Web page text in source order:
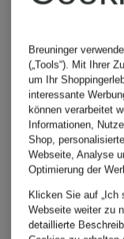
Breuninger
(„Tools“). Mit Ihrer
um Ihr
interessante
können verarbeitet
Informationen,
Shop,
Webseite, Analyse
Optimierung der
Klicken Sie auf „Ich
Webseite weiter zu
detaillierte